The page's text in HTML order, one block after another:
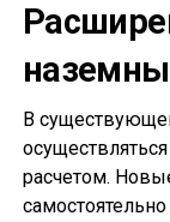
В
расчетом.